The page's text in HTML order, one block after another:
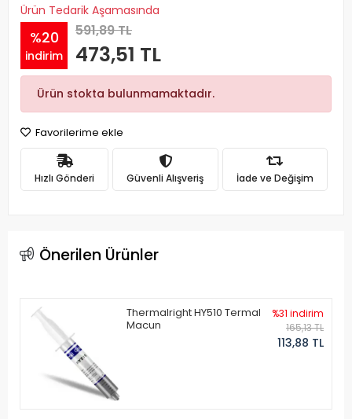
Ürün Tedarik Aşamasında
%20
indirim
591,89 TL
473,51 TL
Ürün stokta bulunmamaktadır.
Favorilerime ekle
Hızlı Gönderi Güvenli Alışveriş İade ve Değişim
Önerilen Ürünler
Thermalright HY510 Termal
Macun
%31 indirim
165,13 TL
113,88 TL